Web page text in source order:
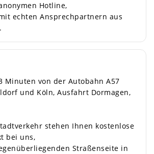
Hotline,
echten Ansprechpartnern aus
Minuten von der Autobahn A57
und Köln, Ausfahrt Dormagen,
stehen Ihnen kostenlose
bei uns,
Straßenseite in